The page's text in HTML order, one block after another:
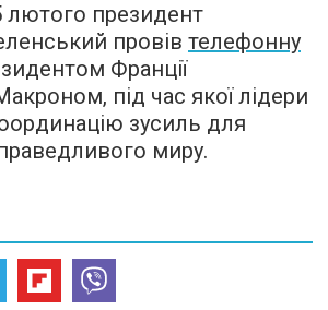
лютого президент
провів телефонну
Франції
під час якої лідери
зусиль для
миру.